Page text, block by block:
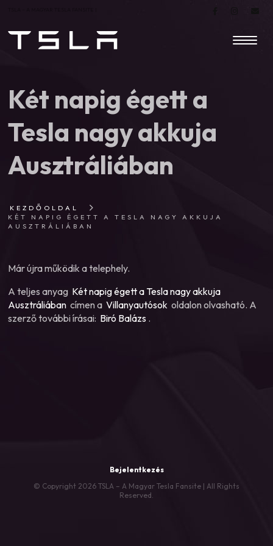
Két napig égett a
Tesla nagy akkuja
Ausztráliában
KEZDŐOLDAL
KÉT NAPIG ÉGETT A TESLA NAGY AKKUJA
AUSZTRÁLIÁBAN
Már újra működik a telephely.
A teljes anyag Két napig égett a Tesla nagy akkuja
Ausztráliában címen a Villanyautósok oldalon olvasható. A
szerző további írásai: Biró Balázs .
Bejelentkezés
© Copyright 2026 TSLA – A Magyar Tesla Fansite | All Rights
Reserved.